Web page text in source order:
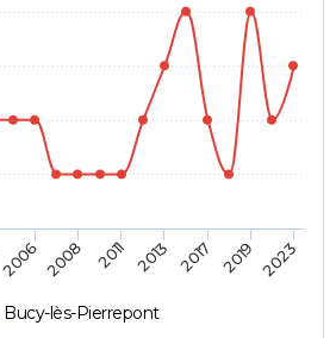
Bucy-lès-Pierrepont
2006 2008 2011 2013 2017 2019 2023